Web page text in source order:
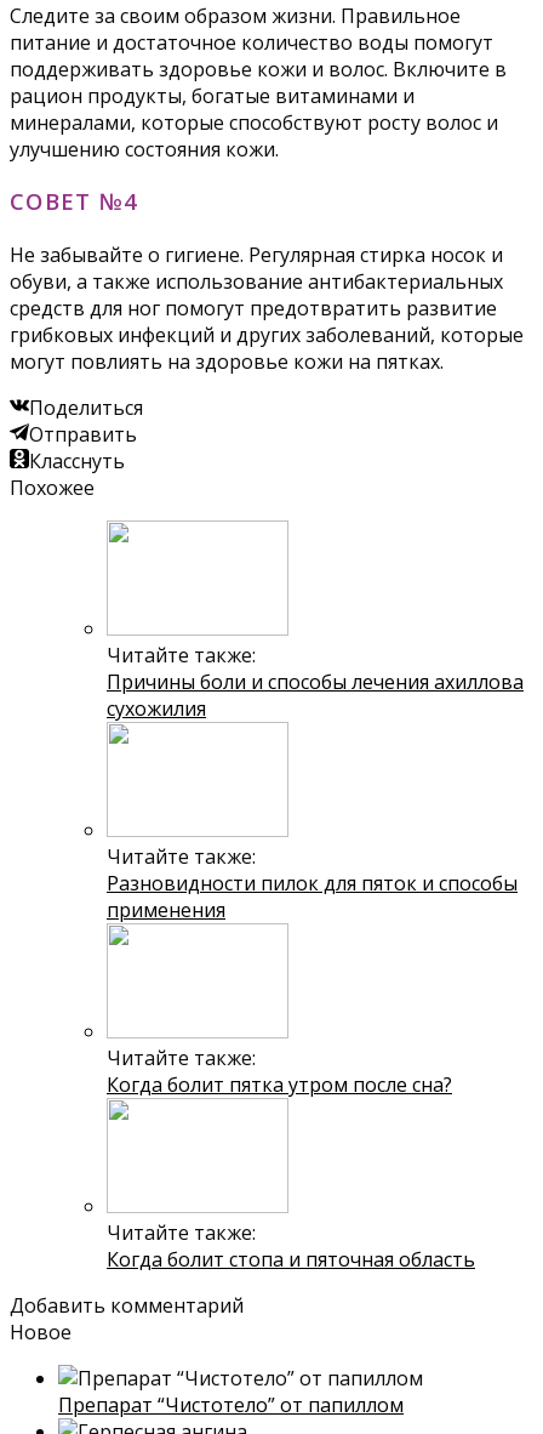
Следите за своим образом жизни. Правильное
питание и достаточное количество воды помогут
поддерживать здоровье кожи и волос. Включите в
рацион продукты, богатые витаминами и
минералами, которые способствуют росту волос и
улучшению состояния кожи.
СОВЕТ №4
Не забывайте о гигиене. Регулярная стирка носок и
обуви, а также использование антибактериальных
средств для ног помогут предотвратить развитие
грибковых инфекций и других заболеваний, которые
могут повлиять на здоровье кожи на пятках.
Поделиться
Отправить
Класснуть
Похожее
Читайте также:
Причины боли и способы лечения ахиллова
сухожилия
Читайте также:
Разновидности пилок для пяток и способы
применения
Читайте также:
Когда болит пятка утром после сна?
Читайте также:
Когда болит стопа и пяточная область
Добавить комментарий
Новое
Препарат “Чистотело” от папиллом